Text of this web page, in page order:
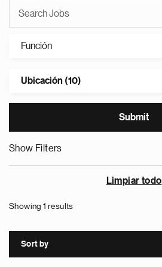
Función
Ubicación (10)
Show Filters
Limpiar todo
Showing 1 results
Sort by